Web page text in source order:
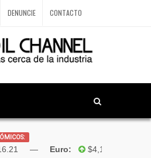
DENUNCIE CONTACTO
—Euro: $4,181.96 —